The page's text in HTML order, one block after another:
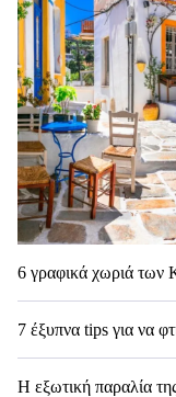
6 γραφικά χωριά των
7 έξυπνα tips για να
Η εξωτική παραλία